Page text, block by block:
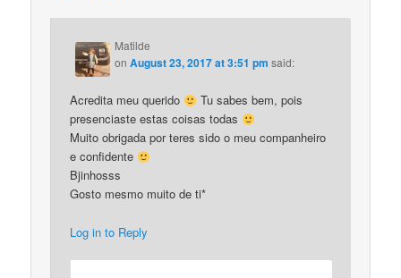
Matilde
onAugust 23, 2017 at 3:51 pm said:
Acredita meu querido
Tu sabes bem, pois
presenciaste estas coisas todas
Muito obrigada por teres sido o meu companheiro
e confidente
Bjinhosss
Gosto mesmo muito de ti*
Log in to Reply